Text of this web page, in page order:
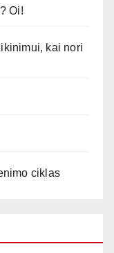
Oi!
kai nori
ciklas